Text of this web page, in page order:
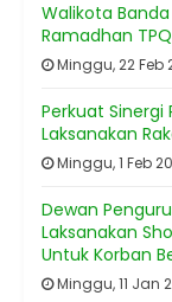
Walikota
Ramadhan
Minggu, 22 Feb
Perkuat Sinergi
Laksanakan
Minggu, 1 Feb
Dewan
Laksanakan
Untuk Korban
Minggu, 11 Jan